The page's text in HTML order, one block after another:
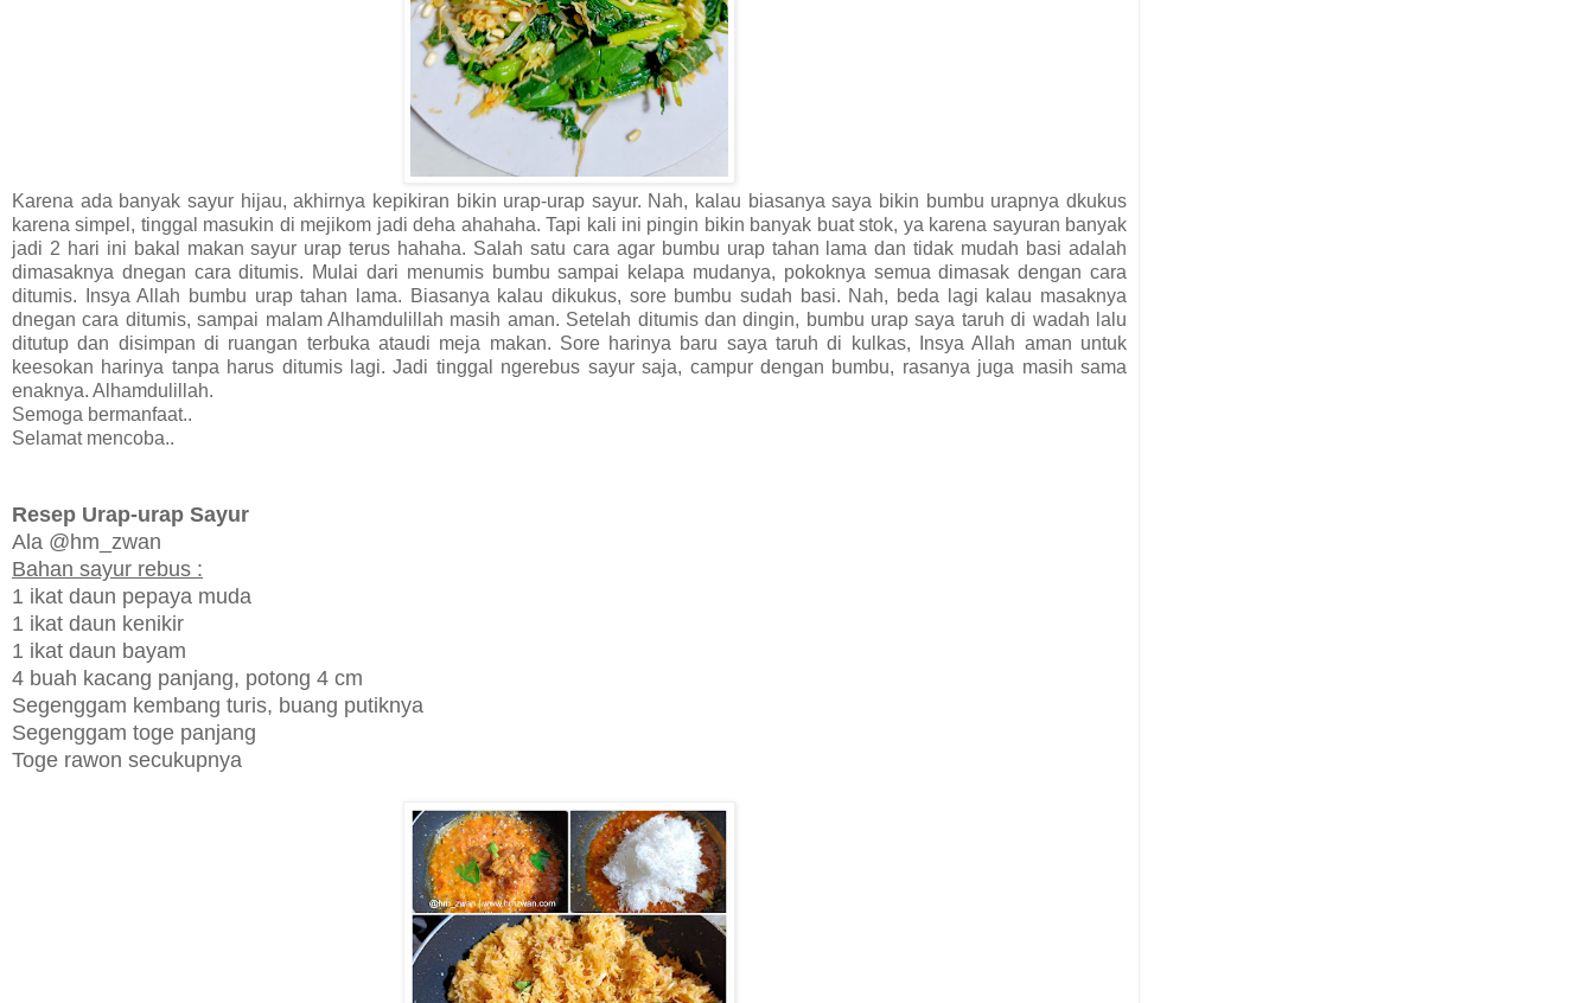
Karena ada banyak sayur hijau, akhirnya kepikiran bikin urap-urap sayur. Nah, kalau biasanya saya bikin bumbu urapnya dkukus
karena simpel, tinggal masukin di mejikom jadi deha ahahaha. Tapi kali ini pingin bikin banyak buat stok, ya karena sayuran banyak
jadi 2 hari ini bakal makan sayur urap terus hahaha. Salah satu cara agar bumbu urap tahan lama dan tidak mudah basi adalah
dimasaknya dnegan cara ditumis. Mulai dari menumis bumbu sampai kelapa mudanya, pokoknya semua dimasak dengan cara
ditumis. Insya Allah bumbu urap tahan lama. Biasanya kalau dikukus, sore bumbu sudah basi. Nah, beda lagi kalau masaknya
dnegan cara ditumis, sampai malam Alhamdulillah masih aman. Setelah ditumis dan dingin, bumbu urap saya taruh di wadah lalu
ditutup dan disimpan di ruangan terbuka ataudi meja makan. Sore harinya baru saya taruh di kulkas, Insya Allah aman untuk
keesokan harinya tanpa harus ditumis lagi. Jadi tinggal ngerebus sayur saja, campur dengan bumbu, rasanya juga masih sama
enaknya. Alhamdulillah.
Semoga bermanfaat..
Selamat mencoba..
Resep Urap-urap Sayur
Ala @hm_zwan
Bahan sayur rebus :
1 ikat daun pepaya muda
1 ikat daun kenikir
1 ikat daun bayam
4 buah kacang panjang, potong 4 cm
Segenggam kembang turis, buang putiknya
Segenggam toge panjang
Toge rawon secukupnya